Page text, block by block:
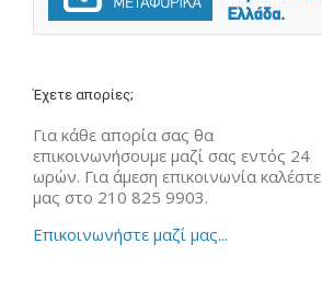
Έχετε απορίες;
Για κάθε απορία σας θα
επικοινωνήσουμε μαζί σας εντός 24
ωρών. Για άμεση επικοινωνία καλέστε
μας στο 210 825 9903.
Επικοινωνήστε μαζί μας...